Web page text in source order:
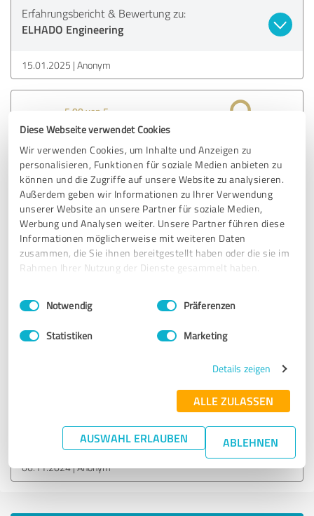
Diese Webseite verwendet Cookies
Wir verwenden Cookies, um Inhalte und Anzeigen zu
personalisieren, Funktionen für soziale Medien anbieten zu
können und die Zugriffe auf unsere Website zu analysieren.
Außerdem geben wir Informationen zu Ihrer Verwendung
unserer Website an unsere Partner für soziale Medien,
Werbung und Analysen weiter. Unsere Partner führen diese
Informationen möglicherweise mit weiteren Daten
zusammen, die Sie ihnen bereitgestellt haben oder die sie im
Rahmen Ihrer Nutzung der Dienste gesammelt haben.
Impressum Datenschutzbestimmungen
Einwilligungsauswahl
Notwendig Präferenzen
Statistiken Marketing
Details zeigen
ALLE ZULASSEN
AUSWAHL ERLAUBEN ABLEHNEN
Erfahrungsbericht & Bewertung zu:
ELHADO Engineering
15.01.2025 Anonym
5,00 von 5
SEHR GUT Empfehlung
Gute und ziehlführende Beratung
Erfahrungsbericht & Bewertung zu:
ELHADO Engineering
Empfehlung
ELHADO Engineering
06.11.2024 Anonym